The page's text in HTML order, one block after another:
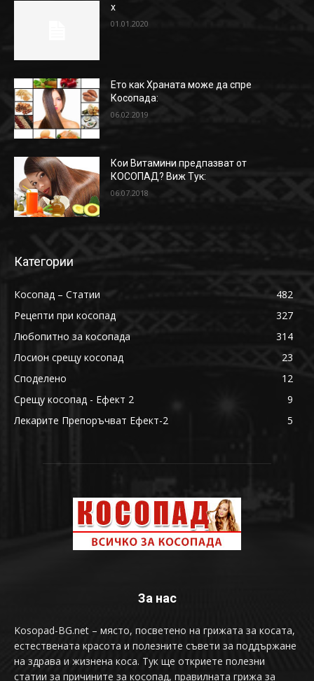
x
01.01.2020
Ето как Храната може да спре
Косопада:
06.02.2019
Кои Витамини предпазват от
КОСОПАД? Виж Тук:
06.07.2018
Категории
Косопад – Статии
482
Рецепти при косопад
327
Любопитно за косопада
314
Лосион срещу косопад
23
Споделено
12
Срещу косопад - Ефект 2
9
Лекарите Препоръчват Ефект-2
5
За нас
Kosopad-BG.net – място, посветено на грижата за косата,
естествената красота и полезните съвети за поддържане
на здрава и жизнена коса. Тук ще откриете полезни
статии за причините за косопад, правилната грижа за